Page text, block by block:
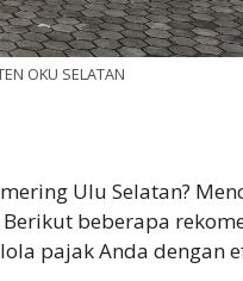
OKU SELATAN
Ulu Selatan?
beberapa
pajak Anda dengan